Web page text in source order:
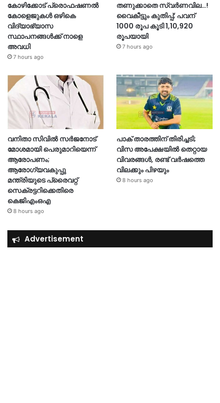
കോഴിക്കോട് പ്രൊഫഷണൽ
കോളെജുകൾ ഒഴികെ
വിദ്യാഭ്യാസ
സ്ഥാപനങ്ങൾക്ക് നാളെ
അവധി
7 hours ago
തണുക്കാതെ സ്വർണവില…!
വൈകീട്ടും കുതിപ്പ്; പവന്
1000 രൂപ കൂടി 1,10,920
രൂപയായി
7 hours ago
വനിതാ സിവിൽ സർജനോട്
മോശമായി പെരുമാറിയെന്ന്
ആരോപണം;
ആരോഗ്യവകുപ്പു
മന്ത്രിയുടെ പ്രൈവറ്റ്
സെക്രട്ടറിക്കെതിരെ
കെജിഎംഒഎ
8 hours ago
പാക് താരത്തിന് തിരിച്ചടി;
വിസ അപേക്ഷയിൽ തെറ്റായ
വിവരങ്ങൾ, രണ്ട് വർഷത്തെ
വിലക്കും പിഴയും
8 hours ago
Advertisement